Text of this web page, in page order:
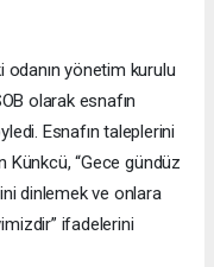
odanın yönetim kurulu
olarak esnafın
Esnafın taleplerini
Künkcü, “Gece gündüz
dinlemek ve onlara
ifadelerini